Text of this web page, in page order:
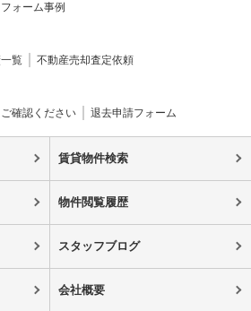
ォーム事例
覧 不動産売却査定依頼
確認ください 退去申請フォーム
賃貸物件検索
物件閲覧履歴
スタッフブログ
会社概要